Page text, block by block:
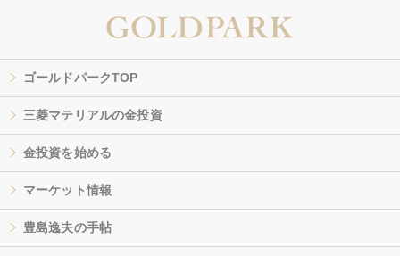
ゴールドパークTOP
三菱マテリアルの金投資
金投資を始める
マーケット情報
豊島逸夫の手帖